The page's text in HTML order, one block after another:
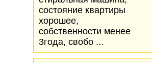
состояние квартиры
хорошее,
собственности менее
3года, свобо ...